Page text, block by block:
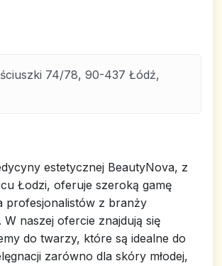
74/78, 90-437 Łódź,
estetycznej BeautyNova, z
Łodzi, oferuje szeroką gamę
profesjonalistów z branży
W naszej ofercie znajdują się
do twarzy, które są idealne do
zarówno dla skóry młodej,